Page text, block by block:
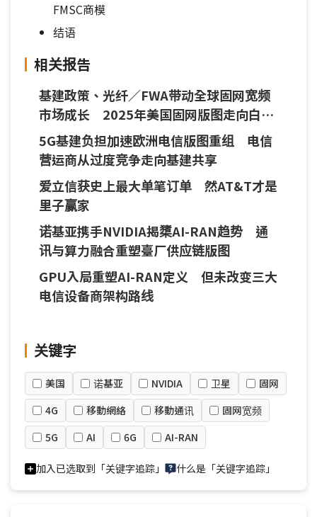
FMSC商模
结语
相关报告
基建政策、光纤／FWA带动全球固网宽频
市场成长 2025年美国固网版图走向白热
化竞争
5G基建负担加速欧洲电信版图重组 电信
营运商从过度竞争走向基建共享
爱立信获史上最大单笔订单 然AT&T才是
里子赢家
诺基亚携手NVIDIA揭橥AI-RAN趋势 通
讯与算力融合重塑臺厂供应链版图
GPU入局重塑AI-RAN定义 但未改变三大
电信设备商架构路线
关键字
美国 诺基亚 NVIDIA 卫星
固网
4G
移動網絡 移動通讯
固网宽频
5G
AI 6G AI-RAN
加入已选取到「关键字追踪」 什么是「关键字追踪」